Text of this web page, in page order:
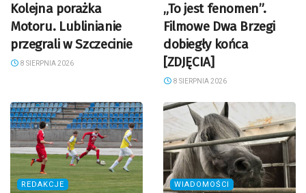
Kolejna porażka
Motoru. Lublinianie
przegrali w Szczecinie
8 SIERPNIA 2026
„To jest fenomen”.
Filmowe Dwa Brzegi
dobiegły końca
[ZDJĘCIA]
8 SIERPNIA 2026
REDAKCJE WIADOMOŚCI